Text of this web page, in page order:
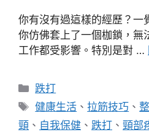
你有沒有過這樣的經歷？一
你仿佛套上了一個枷鎖，無
工作都受影響。特別是對 …
分
類
跌打
標
籤
健康生活 、 拉筋技巧 、
頸 、 自我保健 、 跌打 、 頸部